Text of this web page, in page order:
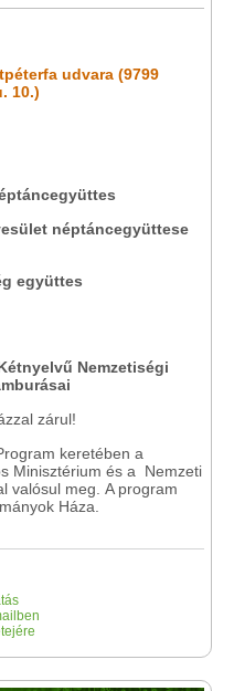
udvara (9799
10.)
néptáncegyüttese
együttes
Nemzetiségi
zárul!
keretében a
Minisztérium és a Nemzeti
valósul meg. A program
Háza.